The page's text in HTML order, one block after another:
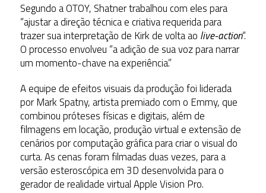
Segundo a OTOY, Shatner trabalhou com eles para
“ajustar a direção técnica e criativa requerida para
trazer sua interpretação de Kirk de volta ao live-action“.
O processo envolveu “a adição de sua voz para narrar
um momento-chave na experiência.”
A equipe de efeitos visuais da produção foi liderada
por Mark Spatny, artista premiado com o Emmy, que
combinou próteses físicas e digitais, além de
filmagens em locação, produção virtual e extensão de
cenários por computação gráfica para criar o visual do
curta. As cenas foram filmadas duas vezes, para a
versão esteroscópica em 3D desenvolvida para o
gerador de realidade virtual Apple Vision Pro.